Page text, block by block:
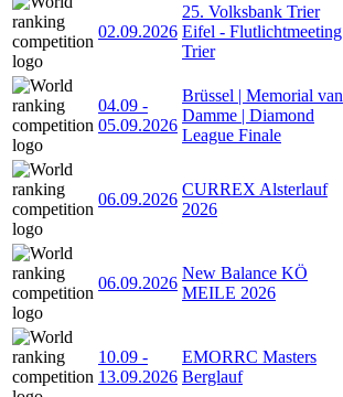
02.09.2026
25. Volksbank Trier
Eifel - Flutlichtmeeting
Trier
04.09 -
05.09.2026
Brüssel | Memorial van
Damme | Diamond
League Finale
06.09.2026
CURREX Alsterlauf
2026
06.09.2026
New Balance KÖ
MEILE 2026
10.09 -
13.09.2026
EMORRC Masters
Berglauf